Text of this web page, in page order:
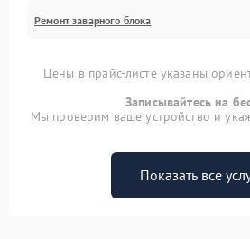
Ремонт заварного блока
Цены в прайс-листе указаны
Записывайтесь на
Мы проверим ваше устройство и
Показать все